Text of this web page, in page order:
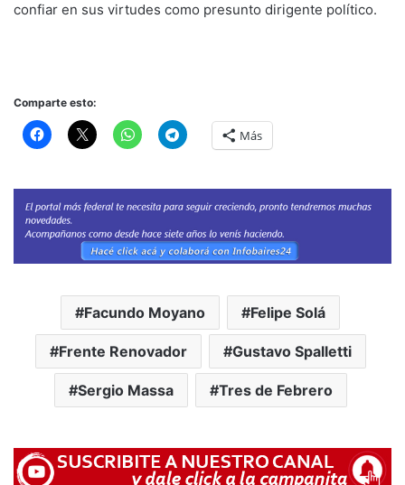
confiar en sus virtudes como presunto dirigente político.
Comparte esto:
Más
Facundo Moyano Felipe Solá
Frente Renovador Gustavo Spalletti
Sergio Massa Tres de Febrero